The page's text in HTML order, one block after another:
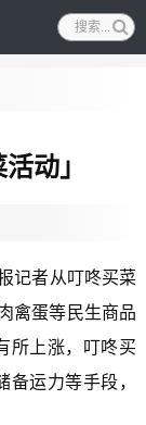
动」
记者从叮咚买菜
禽蛋等民生商品
所上涨，叮咚买
运力等手段，